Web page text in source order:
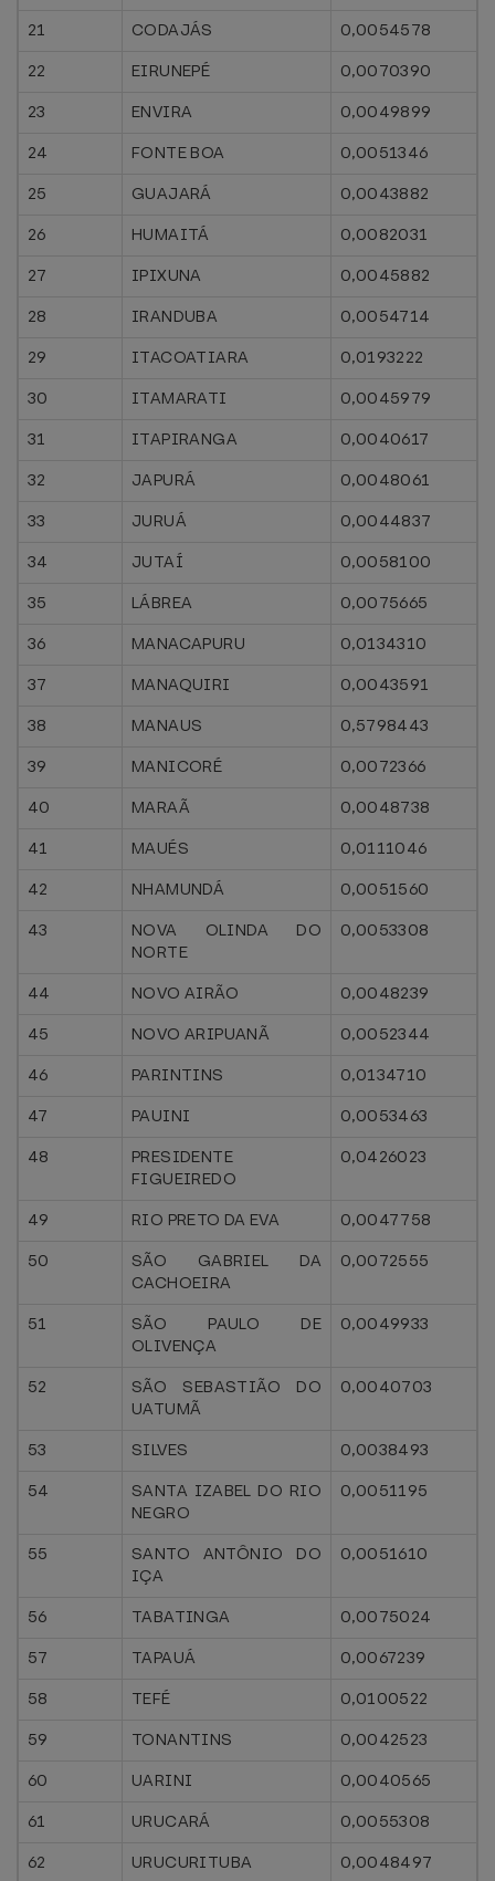
21 CODAJÁS
0,0054578
22
EIRUNEPÉ
0,0070390
23
ENVIRA
0,0049899
24
FONTE BOA
0,0051346
25
GUAJARÁ
0,0043882
26
HUMAITÁ
0,0082031
27
IPIXUNA
0,0045882
28
IRANDUBA
0,0054714
29
ITACOATIARA
0,0193222
30
ITAMARATI
0,0045979
31
ITAPIRANGA
0,0040617
32
JAPURÁ
0,0048061
33
JURUÁ
0,0044837
34
JUTAÍ
0,0058100
35
LÁBREA
0,0075665
36
MANACAPURU
0,0134310
37
MANAQUIRI
0,0043591
38
MANAUS
0,5798443
39
MANICORÉ
0,0072366
40
MARAÃ
0,0048738
41
MAUÉS
0,0111046
42
NHAMUNDÁ
0,0051560
43
NOVA OLINDA DO
NORTE
0,0053308
44 NOVO AIRÃO
0,0048239
45
NOVO ARIPUANÃ
0,0052344
46
PARINTINS
0,0134710
47
PAUINI
0,0053463
48
PRESIDENTE
FIGUEIREDO
0,0426023
49 RIO PRETO DA EVA
0,0047758
50
SÃO GABRIEL DA
CACHOEIRA
0,0072555
51
SÃO PAULO DE
OLIVENÇA
0,0049933
52
SÃO SEBASTIÃO DO
UATUMÃ
0,0040703
53 SILVES
0,0038493
54
SANTA IZABEL DO RIO
NEGRO
0,0051195
55
SANTO ANTÔNIO DO
IÇA
0,0051610
56 TABATINGA
0,0075024
57
TAPAUÁ
0,0067239
58
TEFÉ
0,0100522
59
TONANTINS
0,0042523
60
UARINI
0,0040565
61
URUCARÁ
0,0055308
62
URUCURITUBA
0,0048497